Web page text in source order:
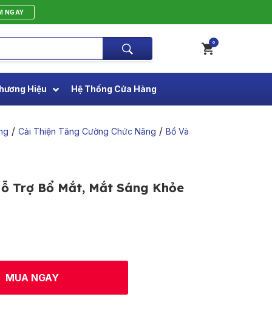
NGAY
0
Hiệu Hệ Thống Cửa Hàng
/ Cải Thiện Tăng Cường Chức Năng / Bổ Và
Trợ Bổ Mắt, Mắt Sáng Khỏe
MUA NGAY